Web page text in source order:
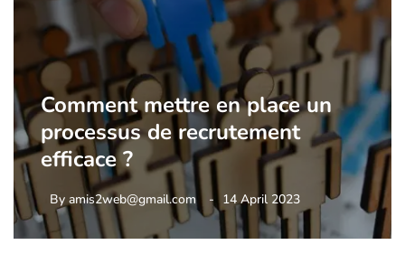
Comment mettre en place un
processus de recrutement
efficace ?
By amis2web@gmail.com 14 April 2023